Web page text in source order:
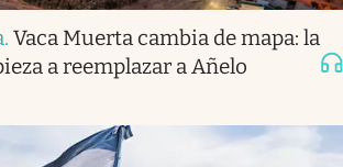
. Vaca Muerta cambia de mapa: la
a reemplazar a Añelo